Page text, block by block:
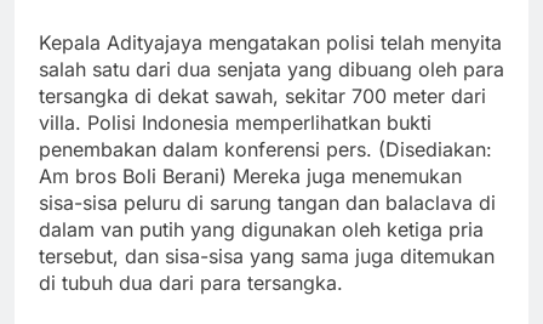
Kepala Adityajaya mengatakan polisi telah menyita
salah satu dari dua senjata yang dibuang oleh para
tersangka di dekat sawah, sekitar 700 meter dari
villa. Polisi Indonesia memperlihatkan bukti
penembakan dalam konferensi pers. (Disediakan:
Am bros Boli Berani) Mereka juga menemukan
sisa-sisa peluru di sarung tangan dan balaclava di
dalam van putih yang digunakan oleh ketiga pria
tersebut, dan sisa-sisa yang sama juga ditemukan
di tubuh dua dari para tersangka.